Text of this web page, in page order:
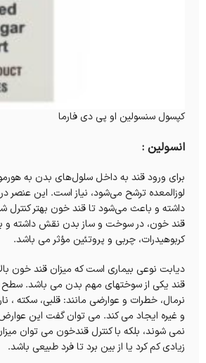
کپسول سنسولین او پی دی فارما
انسولین :
برای ورود قند به داخل سلول‌های بدن به
لوزالمعده ترشح می‌شود، نیاز است. این عنصر
داشته و باعث می‌شود تا قند خون بهتر کنترل
قند خون، در سوخت و ساز بدن نقش داشته و
کربوهیدرات، چربی و پروتئین مؤثر می باشد.
دیابت نوعی بیماری است که میزان قند خون
قند یکی از سوختهای مهم بدن می باشد. سطح
نرمال، خطرات و عوارضی مانند: قلبی، سکته ،
و غیره ایجاد می کند. می توان گفت این
نمی شوند، بلکه با کنترل قندخون می توان میزان
زیادی کم کرد یا از بین برد تا فرد طبیعی باشد.